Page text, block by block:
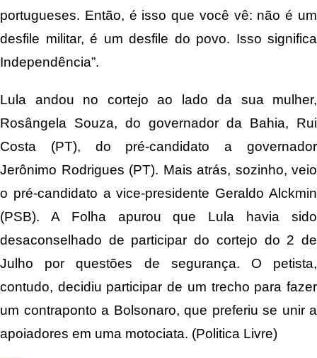
portugueses. Então, é isso que você vê: não é um
desfile militar, é um desfile do povo. Isso significa
Independência”.
Lula andou no cortejo ao lado da sua mulher,
Rosângela Souza, do governador da Bahia, Rui
Costa (PT), do pré-candidato a governador
Jerônimo Rodrigues (PT). Mais atrás, sozinho, veio
o pré-candidato a vice-presidente Geraldo Alckmin
(PSB). A Folha apurou que Lula havia sido
desaconselhado de participar do cortejo do 2 de
Julho por questões de segurança. O petista,
contudo, decidiu participar de um trecho para fazer
um contraponto a Bolsonaro, que preferiu se unir a
apoiadores em uma motociata. (Politica Livre)